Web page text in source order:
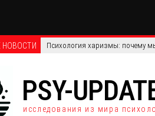
НОВОСТИ Телефонные против онлайн-
PSY-
исследования из мира